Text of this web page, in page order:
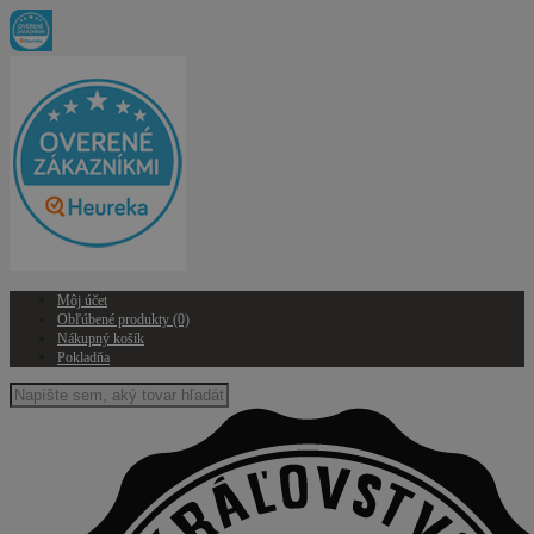
Môj účet
Obľúbené produkty (0)
Nákupný košík
Pokladňa